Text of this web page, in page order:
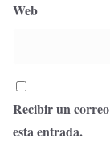
Web
Recibir un
esta entrada.